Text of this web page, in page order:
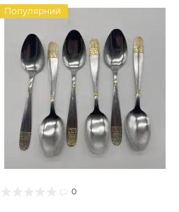
Популярний
0